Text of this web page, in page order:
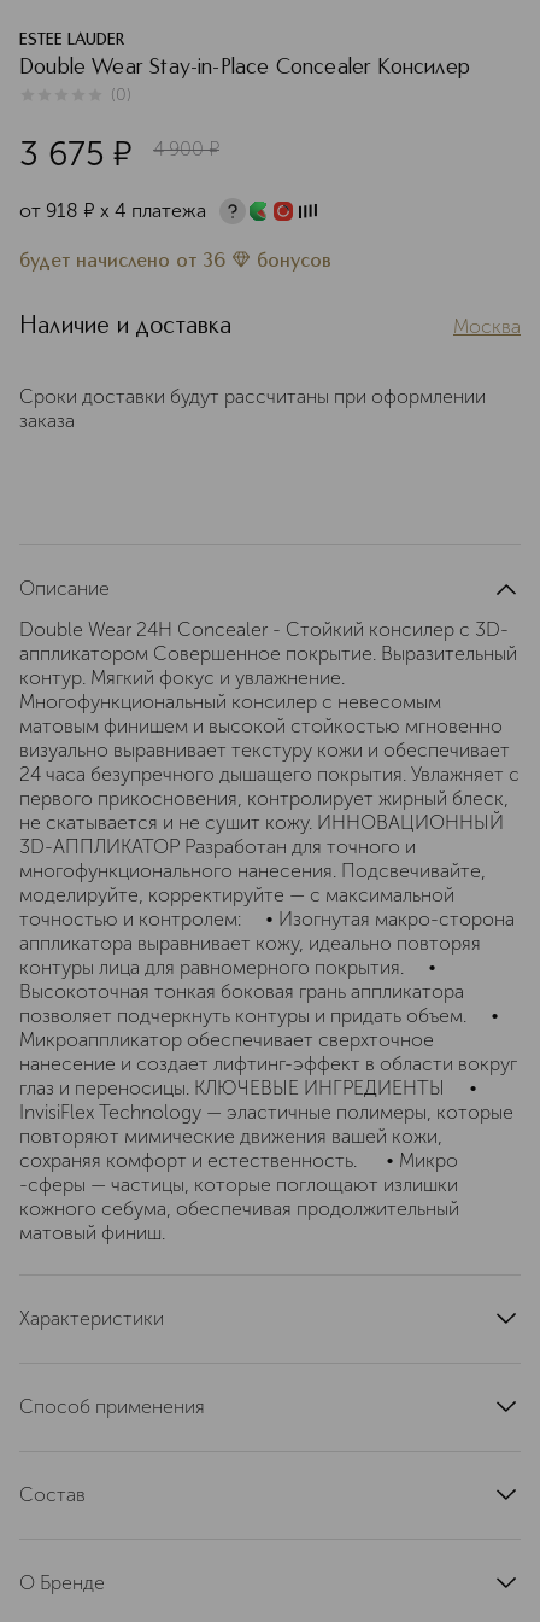
ESTEE LAUDER
Double Wear Stay-in-Place Concealer Консилер
(0)
3 675 ¤ 4 900 ¤
от 918 ¤ х 4 платежа
будет начислено от 36 бонусов
Наличие и доставка Москва
Сроки доставки будут рассчитаны при оформлении
заказа
Описание
Double Wear 24H Concealer - Стойкий консилер с 3D-
аппликатором Совершенное покрытие. Выразительный
контур. Мягкий фокус и увлажнение.
Многофункциональный консилер с невесомым
матовым финишем и высокой стойкостью мгновенно
визуально выравнивает текстуру кожи и обеспечивает
24 часа безупречного дышащего покрытия. Увлажняет с
первого прикосновения, контролирует жирный блеск,
не скатывается и не сушит кожу. ИННОВАЦИОННЫЙ
3D-АППЛИКАТОР Разработан для точного и
многофункционального нанесения. Подсвечивайте,
моделируйте, корректируйте — с максимальной
точностью и контролем: • Изогнутая макро-сторона
аппликатора выравнивает кожу, идеально повторяя
контуры лица для равномерного покрытия. •
Высокоточная тонкая боковая грань аппликатора
позволяет подчеркнуть контуры и придать объем. •
Микроаппликатор обеспечивает сверхточное
нанесение и создает лифтинг-эффект в области вокруг
глаз и переносицы. КЛЮЧЕВЫЕ ИНГРЕДИЕНТЫ •
InvisiFlex Technology — эластичные полимеры, которые
повторяют мимические движения вашей кожи,
сохраняя комфорт и естественность. • Микро
-сферы — частицы, которые поглощают излишки
кожного себума, обеспечивая продолжительный
матовый финиш.
Характеристики
тип кожи
артикул
G5HC070000
Способ применения
соответствии с задачей — всегда останавливайтесь на
оттенком вашей тональной основы. Точечно нанесите
Состав
Polydimethylsiloxyethyl Dimethicone; Phenyl
О Бренде